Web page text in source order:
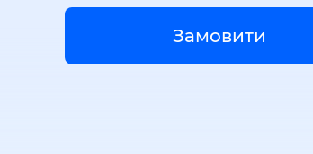
Замовити